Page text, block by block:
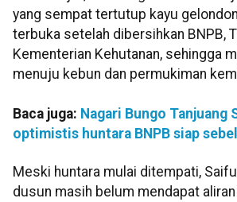
yang sempat tertutup kayu
terbuka setelah dibersihkan BNPB,
Kementerian Kehutanan, sehingga
menuju kebun dan permukiman
Baca juga: Nagari Bungo Tanjuang
optimistis huntara BNPB siap
Meski huntara mulai ditempati,
dusun masih belum mendapat